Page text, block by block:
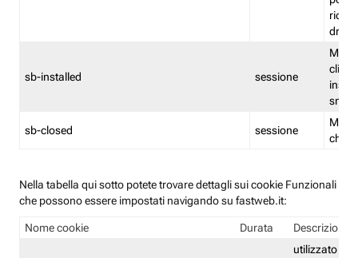
sb-installed sessione
sb-closed sessione
Nella tabella qui sotto potete trovare dettagli sui cookie Funzionali
che possono essere impostati navigando su fastweb.it:
Nome cookie Durata Descrizione
utilizzato per